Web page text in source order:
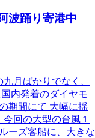
波踊り寄港中
月ばかりでなく、
内発着のダイヤモ
期間にて 大幅に揺
回の大型の台風１
ーズ客船に、大きな